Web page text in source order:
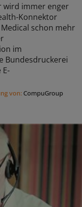
wird immer enger
Konnektor
schon mehr
im
Bundesdruckerei
von: CompuGroup